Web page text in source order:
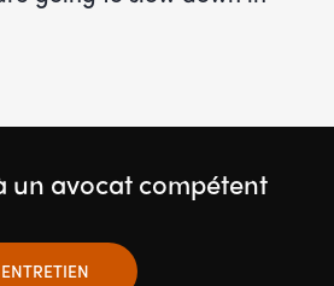
un avocat compétent